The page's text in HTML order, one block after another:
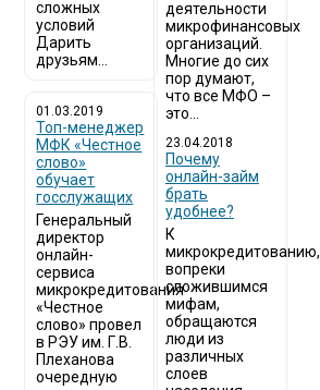
сложных
условий
Дарить
друзьям...
01.03.2019
Топ-менеджер
МФК «Честное
слово»
обучает
госслужащих
Генеральный
директор
онлайн-
сервиса
микрокредитования
«Честное
слово» провел
в РЭУ им. Г.В.
Плеханова
очередную
деятельности
микрофинансовых
организаций.
Многие до сих
пор думают,
что все МФО –
это...
23.04.2018
Почему
онлайн-займ
брать
удобнее?
К
микрокредитованию,
вопреки
сложившимся
мифам,
обращаются
люди из
различных
слоев